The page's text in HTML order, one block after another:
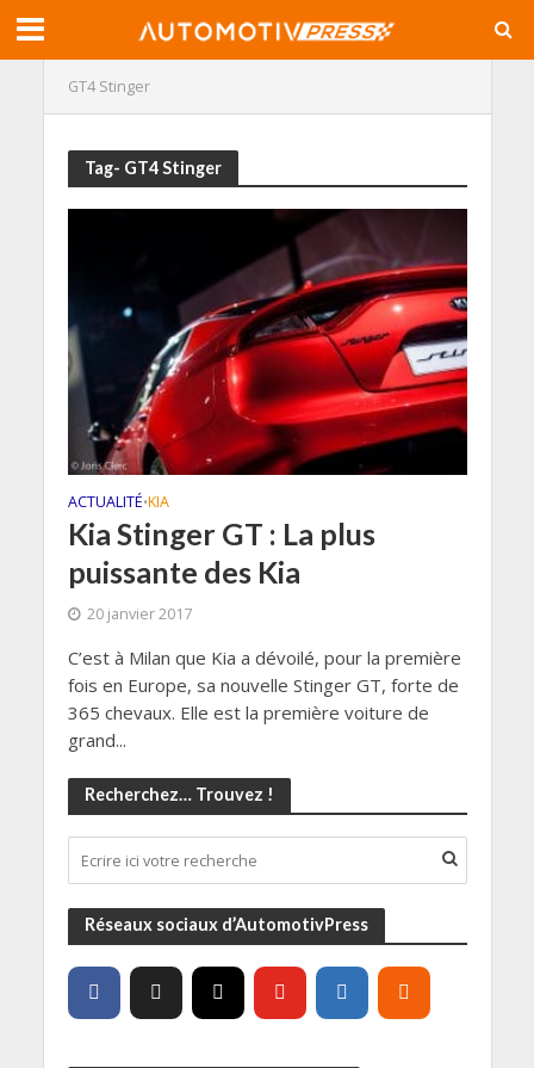
GT4 Stinger
Tag- GT4 Stinger
ACTUALITÉ•KIA
Kia Stinger GT : La plus
puissante des Kia
20 janvier 2017
C’est à Milan que Kia a dévoilé, pour la première
fois en Europe, sa nouvelle Stinger GT, forte de
365 chevaux. Elle est la première voiture de
grand...
Recherchez… Trouvez !
Réseaux sociaux d’AutomotivPress